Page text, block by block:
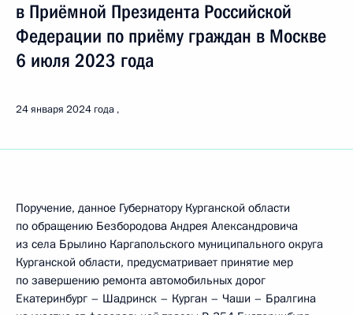
в Приёмной Президента Российской
Федерации по приёму граждан в Москве
6 июля 2023 года
24 января 2024 года
Поручение, данное Губернатору Курганской области
по обращению Безбородова Андрея Александровича
из села Брылино Каргапольского муниципального округа
Курганской области, предусматривает принятие мер
по завершению ремонта автомобильных дорог
Екатеринбург – Шадринск – Курган – Чаши – Бралгина